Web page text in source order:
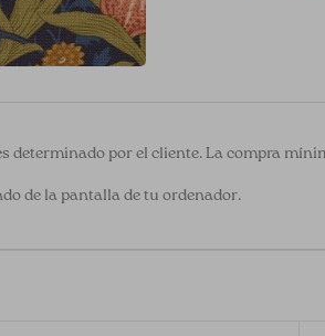
determinado por el cliente. La compra
de la pantalla de tu ordenador.